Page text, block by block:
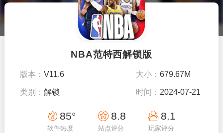
NBA范特西解锁版
版本：V11.6 大小：679.67M
类别：解锁 时间： 2024-07-21
17:20:02
85°
软件热度
8.8
站点评分
8.1
玩家评分